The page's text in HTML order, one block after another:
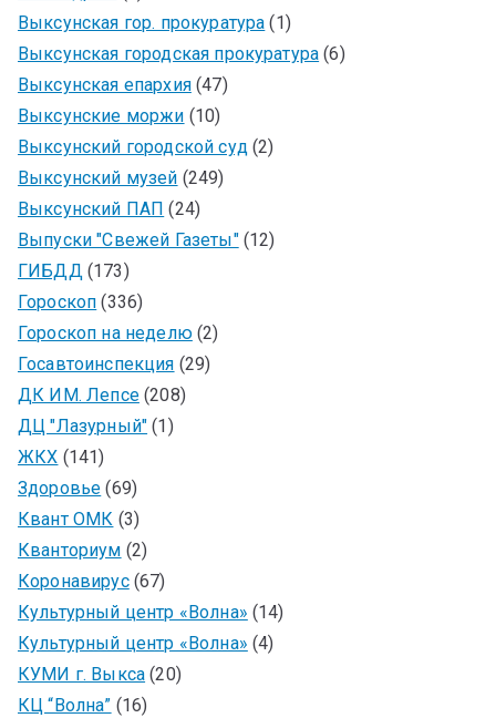
Выксунская гор. прокуратура (1)
Выксунская городская прокуратура (6)
Выксунская епархия(47)
Выксунские моржи (10)
Выксунский городской суд(2)
Выксунский музей (249)
Выксунский ПАП (24)
Выпуски "Свежей Газеты"(12)
ГИБДД(173)
Гороскоп (336)
Гороскоп на неделю(2)
Госавтоинспекция (29)
ДК ИМ. Лепсе(208)
ДЦ "Лазурный" (1)
ЖКХ (141)
Здоровье (69)
Квант ОМК (3)
Кванториум (2)
Коронавирус(67)
Культурный центр «Волна» (14)
Культурный центр «Волна» (4)
КУМИ г. Выкса (20)
КЦ “Волна” (16)